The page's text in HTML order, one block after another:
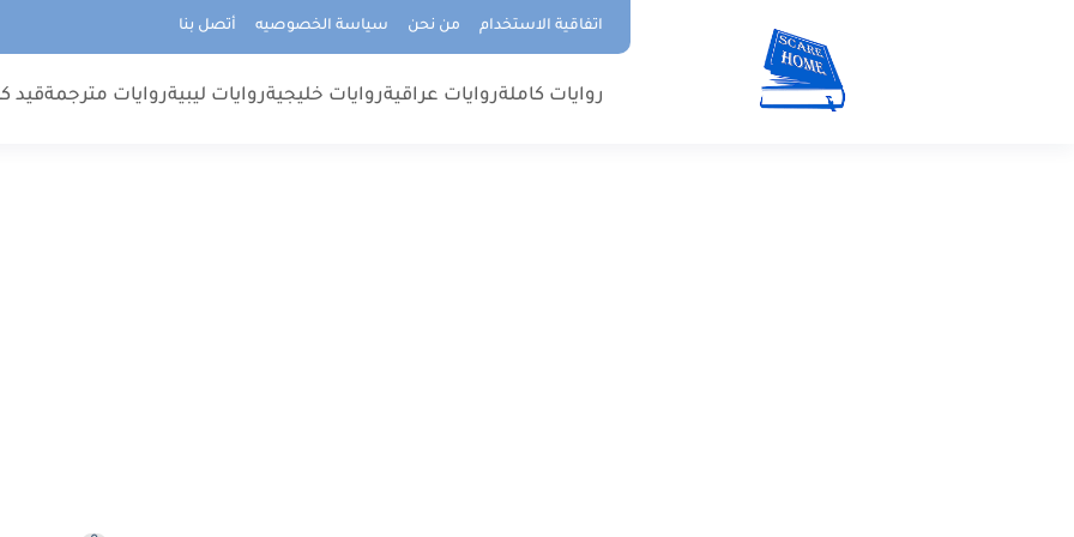
اتفاقية الاستخدام من نحن سياسة الخصوصيه أتصل بنا
روايات كاملةروايات عراقيةروايات خليجيةروايات ليبيةروايات مترجمةقيد